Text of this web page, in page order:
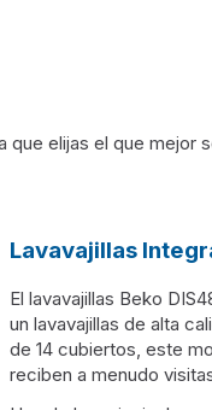
elijas el que mejor
Lavavajillas
El lavavajillas Beko
un lavavajillas de alta
de 14 cubiertos, este
reciben a menudo